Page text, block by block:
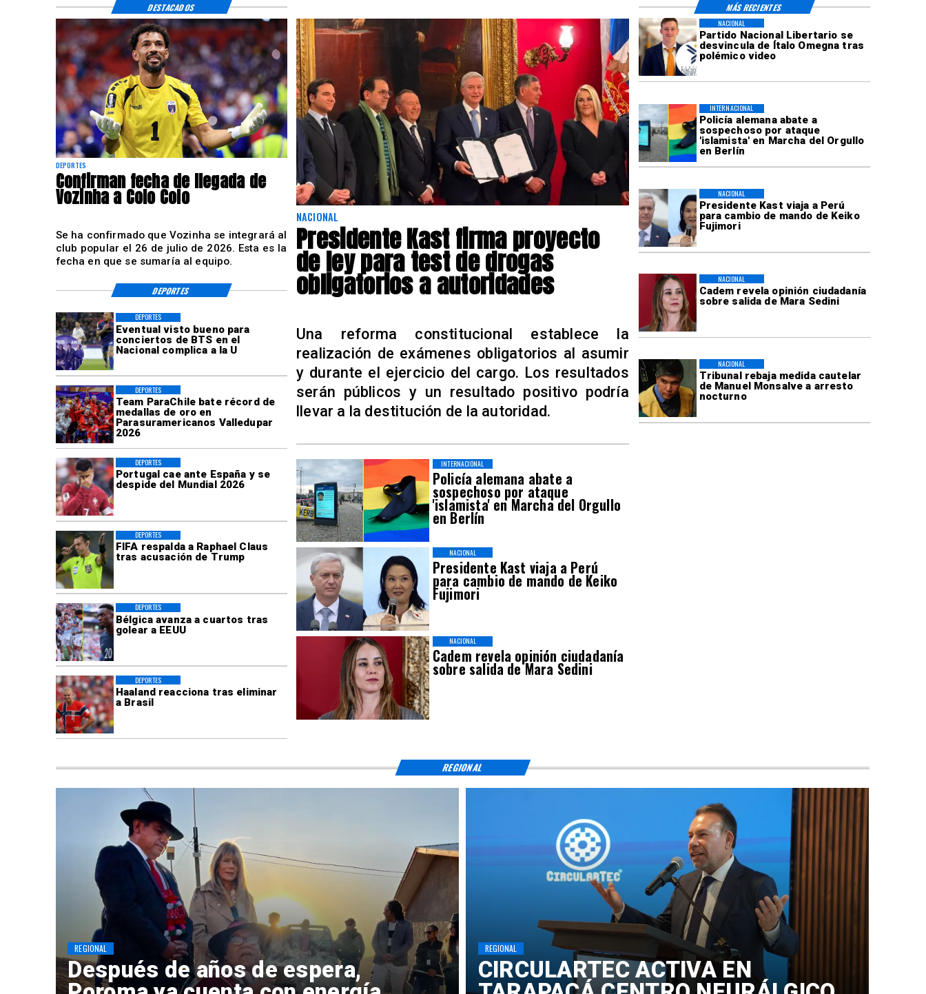
Partido Nacional Libertario se
desvincula de Ítalo Omegna tras
polémico video
NACIONAL
Policía alemana abate a
sospechoso por ataque
'islamista' en Marcha del Orgullo
en Berlín
INTERNACIONAL
Presidente Kast viaja a Perú
para cambio de mando de Keiko
Fujimori
NACIONAL
Cadem revela opinión ciudadanía
sobre salida de Mara Sedini
NACIONAL
Tribunal rebaja medida cautelar
de Manuel Monsalve a arresto
nocturno
NACIONAL
Eventual visto bueno para
conciertos de BTS en el
Nacional complica a la U
DEPORTES
Team ParaChile bate récord de
medallas de oro en
Parasuramericanos Valledupar
2026
DEPORTES
Portugal cae ante España y se
despide del Mundial 2026
DEPORTES
FIFA respalda a Raphael Claus
tras acusación de Trump
DEPORTES
Bélgica avanza a cuartos tras
golear a EEUU
DEPORTES
Haaland reacciona tras eliminar
a Brasil
DEPORTES
Policía alemana abate a
sospechoso por ataque
'islamista' en Marcha del Orgullo
en Berlín
INTERNACIONAL
Presidente Kast viaja a Perú
para cambio de mando de Keiko
Fujimori
NACIONAL
Cadem revela opinión ciudadanía
sobre salida de Mara Sedini
NACIONAL
DEPORTES
Confirman fecha de llegada de
Vozinha a Colo Colo
Se ha confirmado que Vozinha se integrará al
club popular el 26 de julio de 2026. Esta es la
fecha en que se sumaría al equipo.
NACIONAL
Presidente Kast firma proyecto
de ley para test de drogas
obligatorios a autoridades
Una reforma constitucional establece la
realización de exámenes obligatorios al asumir
y durante el ejercicio del cargo. Los resultados
serán públicos y un resultado positivo podría
llevar a la destitución de la autoridad.
DESTACADOS MÁS RECIENTES
DEPORTES
Después de años de espera,
REGIONAL
​CIRCULARTEC ACTIVA EN
REGIONAL
REGIONAL